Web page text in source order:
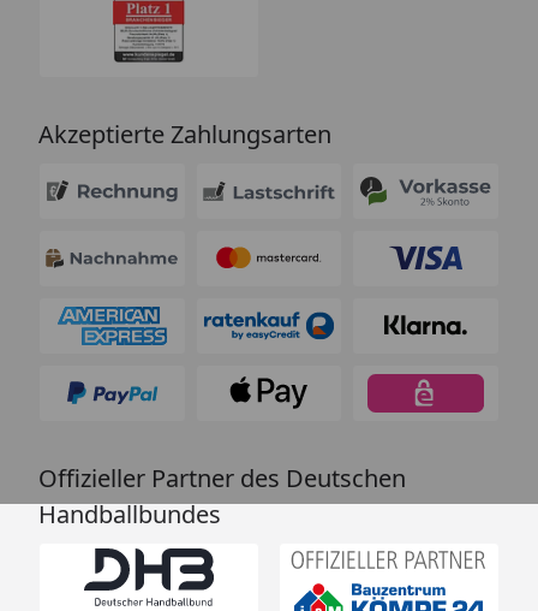
Akzeptierte Zahlungsarten
Offizieller Partner des Deutschen
Handballbundes